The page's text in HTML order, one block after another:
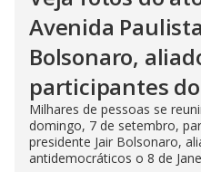
Avenida
Bolsonaro,
participantes
Milhares de pessoas se
domingo, 7 de setembro,
presidente Jair Bolsonaro,
antidemocráticos o 8 de